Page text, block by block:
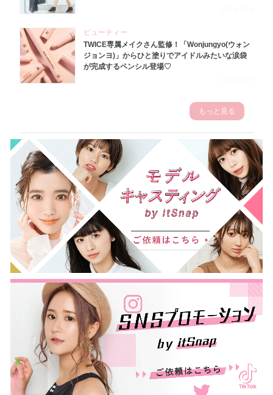
ビューティー
TWICE専属メイクさん監修！「Wonjungyo(ウォン
ジョンヨ)」からひと塗りでアイドルみたいな涙袋
が完成するペンシル登場♡
もっと見る